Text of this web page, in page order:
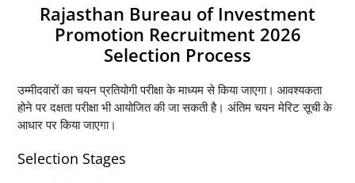
Rajasthan Bureau of Investment
Promotion Recruitment 2026
Selection Process
उम्मीदवारों का चयन प्रतियोगी परीक्षा के माध्यम से किया जाएगा। आवश्यकता
होने पर दक्षता परीक्षा भी आयोजित की जा सकती है। अंतिम चयन मेरिट सूची के
आधार पर किया जाएगा।
Selection Stages